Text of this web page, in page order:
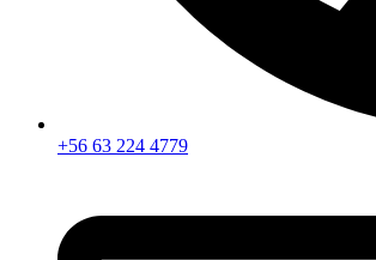
+56 63 224 4779